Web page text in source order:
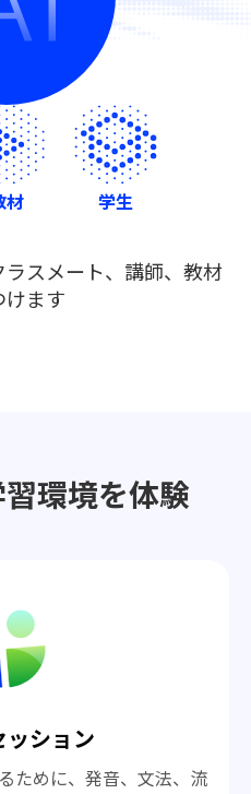
材 学生
スメート、講師、教材
けます
環境を体験
ッション
ために、発音、文法、流